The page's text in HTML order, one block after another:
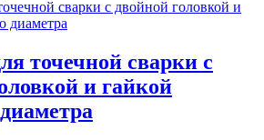
точечной сварки с
и гайкой